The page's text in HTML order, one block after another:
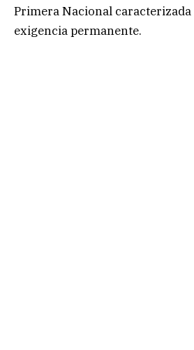
Primera Nacional
exigencia permanente.